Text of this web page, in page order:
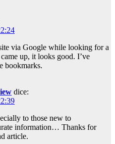
via Google while looking for a
up, it looks good. I’ve
bookmarks.
dice:
to those new to
information… Thanks for
article.